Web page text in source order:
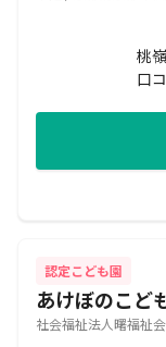
桃
口
認定こども園
あけぼのこど
社会福祉法人曙福祉